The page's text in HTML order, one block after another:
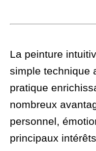
La peinture
simple technique
pratique
nombreux
personnel,
principaux